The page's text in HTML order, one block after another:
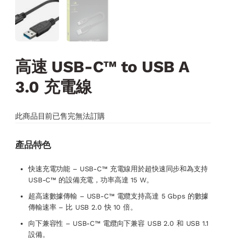
高速 USB-C™ to USB A
3.0 充電線
此商品目前已售完無法訂購
產品特色
快速充電功能 – USB-C™ 充電線用於超快速同步和為支持
USB-C™ 的設備充電，功率高達 15 W。
超高速數據傳輸 – USB-C™ 電纜支持高達 5 Gbps 的數據
傳輸速率 – 比 USB 2.0 快 10 倍。
向下兼容性 – USB-C™ 電纜向下兼容 USB 2.0 和 USB 1.1
設備。